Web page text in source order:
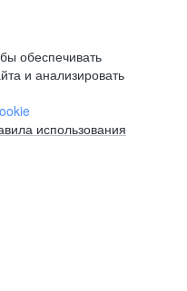
обеспечивать
и анализировать
использования